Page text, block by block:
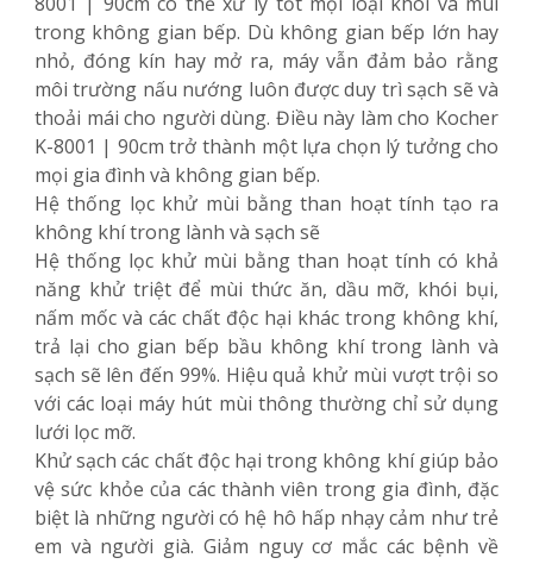
trong không gian bếp. Dù không gian bếp lớn hay
nhỏ, đóng kín hay mở ra, máy vẫn đảm bảo rằng
môi trường nấu nướng luôn được duy trì sạch sẽ và
thoải mái cho người dùng. Điều này làm cho Kocher
K-8001 | 90cm trở thành một lựa chọn lý tưởng cho
mọi gia đình và không gian bếp.
Hệ thống lọc khử mùi bằng than hoạt tính tạo ra
không khí trong lành và sạch sẽ
Hệ thống lọc khử mùi bằng than hoạt tính có khả
năng khử triệt để mùi thức ăn, dầu mỡ, khói bụi,
nấm mốc và các chất độc hại khác trong không khí,
trả lại cho gian bếp bầu không khí trong lành và
sạch sẽ lên đến 99%. Hiệu quả khử mùi vượt trội so
với các loại máy hút mùi thông thường chỉ sử dụng
lưới lọc mỡ.
Khử sạch các chất độc hại trong không khí giúp bảo
vệ sức khỏe của các thành viên trong gia đình, đặc
biệt là những người có hệ hô hấp nhạy cảm như trẻ
em và người già. Giảm nguy cơ mắc các bệnh về